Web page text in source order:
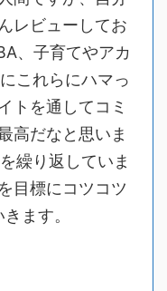
レビューしてお
、子育てやアカ
これらにハマっ
トを通してコミ
高だなと思いま
繰り返していま
目標にコツコツ
ます。